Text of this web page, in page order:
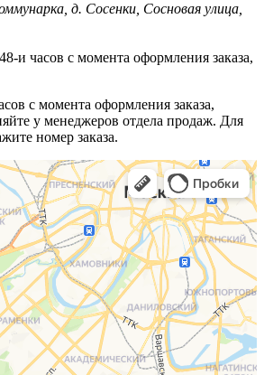
д. Сосенки, Сосновая улица,
и часов с момента оформления заказа,
с момента оформления заказа,
у менеджеров отдела продаж. Для
номер заказа.